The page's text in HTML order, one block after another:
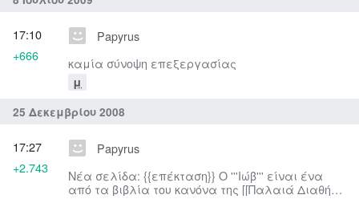
Papyrus
καμία σύνοψη επεξεργασίας
μ
17:10
+666
25 Δεκεμβρίου 2008
Papyrus
Νέα σελίδα: {{επέκταση}} Ο '''Ιώβ''' είναι ένα
από τα βιβλία του κανόνα της [[Παλαιά Διαθήκη|
17:27
+2.743